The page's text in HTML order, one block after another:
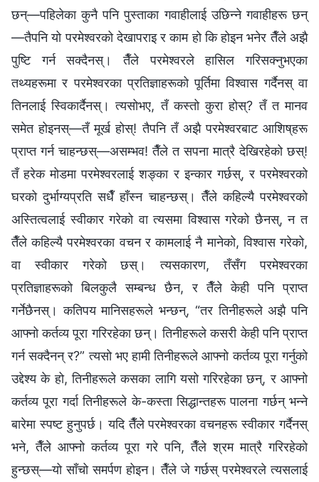
छन्—पहिलेका कुनै पनि पुस्ताका गवाहीलाई उछिन्ने गवाहीहरू छन्
—तैपनि यो परमेश्‍वरको देखापराइ र काम हो कि होइन भनेर तैँले अझै
पुष्टि गर्न सक्दैनस्। तैँले परमेश्‍वरले हासिल गरिसक्नुभएका
तथ्यहरूमा र परमेश्‍वरका प्रतिज्ञाहरूको पूर्तिमा विश्‍वास गर्दैनस् वा
तिनलाई स्विकार्दैनस्। त्यसोभए, तँ कस्तो कुरा होस्? तँ त मानव
समेत होइनस्—तँ मूर्ख होस्! तैपनि तँ अझै परमेश्‍वरबाट आशिष्‌हरू
प्राप्त गर्न चाहन्छस्—असम्भव! तैँले त सपना मात्रै देखिरहेको छस्!
तँ हरेक मोडमा परमेश्‍वरलाई शङ्का र इन्कार गर्छस्, र परमेश्‍वरको
घरको दुर्भाग्यप्रति सधैँ हाँस्न चाहन्छस्। तैँले कहिल्यै परमेश्‍वरको
अस्तित्वलाई स्वीकार गरेको वा त्यसमा विश्‍वास गरेको छैनस्, न त
तैँले कहिल्यै परमेश्‍वरका वचन र कामलाई नै मानेको, विश्‍वास गरेको,
वा स्वीकार गरेको छस्। त्यसकारण, तँसँग परमेश्‍वरका
प्रतिज्ञाहरूको बिलकुलै सम्बन्ध छैन, र तैँले केही पनि प्राप्त
गर्नेछैनस्। कतिपय मानिसहरूले भन्छन्, “तर तिनीहरूले अझै पनि
आफ्नो कर्तव्य पूरा गरिरहेका छन्। तिनीहरूले कसरी केही पनि प्राप्त
गर्न सक्दैनन् र?” त्यसो भए हामी तिनीहरूले आफ्नो कर्तव्य पूरा गर्नुको
उद्देश्य के हो, तिनीहरूले कसका लागि यसो गरिरहेका छन्, र आफ्नो
कर्तव्य पूरा गर्दा तिनीहरूले के-कस्ता सिद्धान्तहरू पालना गर्छन् भन्ने
बारेमा स्पष्ट हुनुपर्छ। यदि तैँले परमेश्‍वरका वचनहरू स्वीकार गर्दैनस्
भने, तैँले आफ्नो कर्तव्य पूरा गरे पनि, तैँले श्रम मात्रै गरिरहेको
हुन्छस्—यो साँचो समर्पण होइन। तैँले जे गर्छस् परमेश्‍वरले त्यसलाई